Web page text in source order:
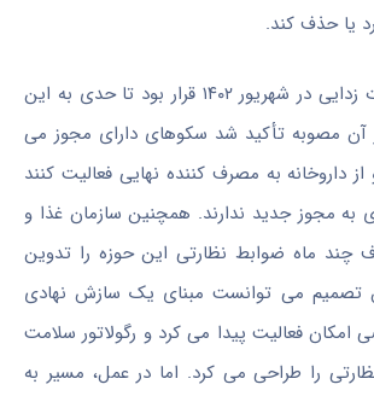
یا حذف کند.
مصوبه هیات مقررات زدایی در شهریور ۱۴۰۲ قرار بود تا حدی به این
آن مصوبه تأکید شد سکوهای دارای مجوز می
از داروخانه به مصرف کننده نهایی فعالیت کنند
به مجوز جدید ندارند. همچنین سازمان غذا و
ماه ضوابط نظارتی این حوزه را تدوین
تصمیم می توانست مبنای یک سازش نهادی
فعالیت پیدا می کرد و رگولاتور سلامت
را طراحی می کرد. اما در عمل، مسیر به